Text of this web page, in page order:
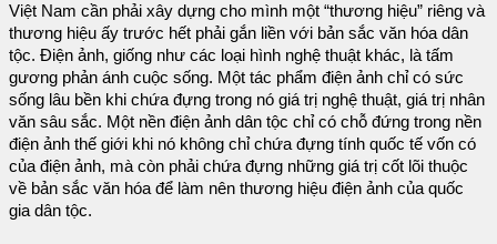
Việt Nam cần phải xây dựng cho mình một “thương hiệu” riêng và
thương hiệu ấy trước hết phải gắn liền với bản sắc văn hóa dân
tộc. Điện ảnh, giống như các loại hình nghệ thuật khác, là tấm
gương phản ánh cuộc sống. Một tác phẩm điện ảnh chỉ có sức
sống lâu bền khi chứa đựng trong nó giá trị nghệ thuật, giá trị nhân
văn sâu sắc. Một nền điện ảnh dân tộc chỉ có chỗ đứng trong nền
điện ảnh thế giới khi nó không chỉ chứa đựng tính quốc tế vốn có
của điện ảnh, mà còn phải chứa đựng những giá trị cốt lõi thuộc
về bản sắc văn hóa để làm nên thương hiệu điện ảnh của quốc
gia dân tộc.